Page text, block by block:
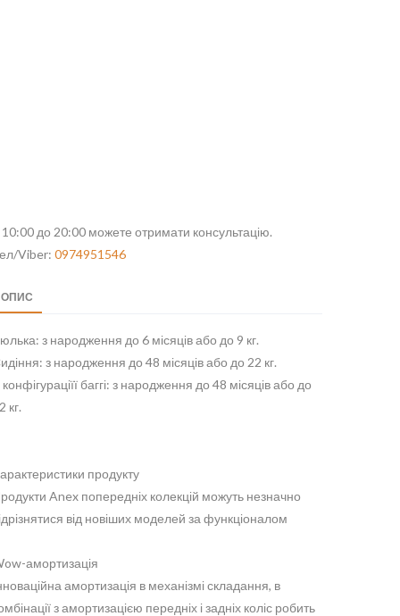
до 20:00 можете отримати консультацію.
Viber: 0974951546
ОПИС
з народження до 6 місяців або до 9 кг.
з народження до 48 місяців або до 22 кг.
баггі: з народження до 48 місяців або до
кг.
продукту
Anex попередніх колекцій можуть незначно
від новіших моделей за функціоналом
амортизація
амортизація в механізмі складання, в
з амортизацією передніх і задніх коліс робить